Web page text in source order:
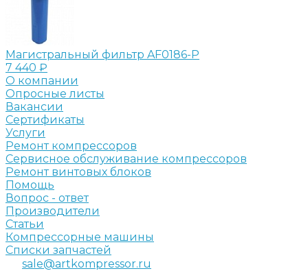
Магистральный фильтр AF0186-P
7 440 ₽
О компании
Опросные листы
Вакансии
Сертификаты
Услуги
Ремонт компрессоров
Сервисное обслуживание компрессоров
Ремонт винтовых блоков
Помощь
Вопрос - ответ
Производители
Статьи
Компрессорные машины
Списки запчастей
sale@artkompressor.ru